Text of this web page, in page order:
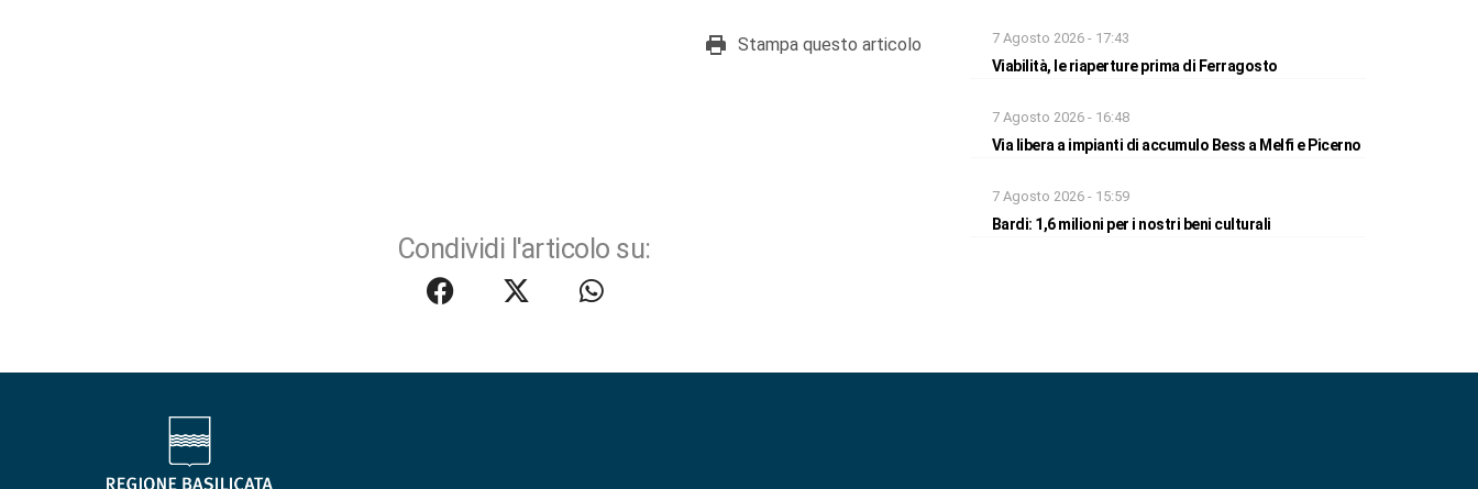
Stampa questo articolo
Condividi l'articolo su:
7 Agosto 2026 - 17:43
Viabilità, le riaperture prima di Ferragosto
7 Agosto 2026 - 16:48
Via libera a impianti di accumulo Bess a Melfi e Picerno
7 Agosto 2026 - 15:59
Bardi: 1,6 milioni per i nostri beni culturali